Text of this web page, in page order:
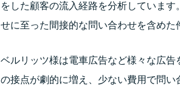
をした顧客の流入経路を分析していま
せに至った間接的な問い合わせを含めた
ベルリッツ様は電車広告など様々な広
の接点が劇的に増え、少ない費用で問い